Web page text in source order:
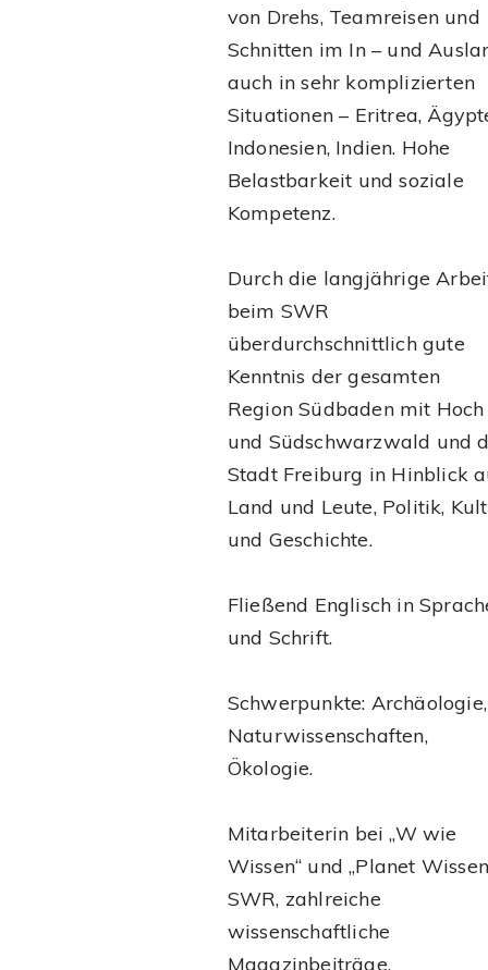
von Drehs, Teamreisen und
Schnitten im In – und
auch in sehr komplizierten
Situationen – Eritrea,
Indonesien, Indien. Hohe
Belastbarkeit und soziale
Kompetenz.
Durch die langjährige
beim SWR
überdurchschnittlich gute
Kenntnis der gesamten
Region Südbaden mit Hoch
und Südschwarzwald und
Stadt Freiburg in Hinblick
Land und Leute, Politik,
und Geschichte.
Fließend Englisch in
und Schrift.
Schwerpunkte: Archäologie,
Naturwissenschaften,
Ökologie.
Mitarbeiterin bei „W wie
Wissen“ und „Planet
SWR, zahlreiche
wissenschaftliche
Magazinbeiträge.